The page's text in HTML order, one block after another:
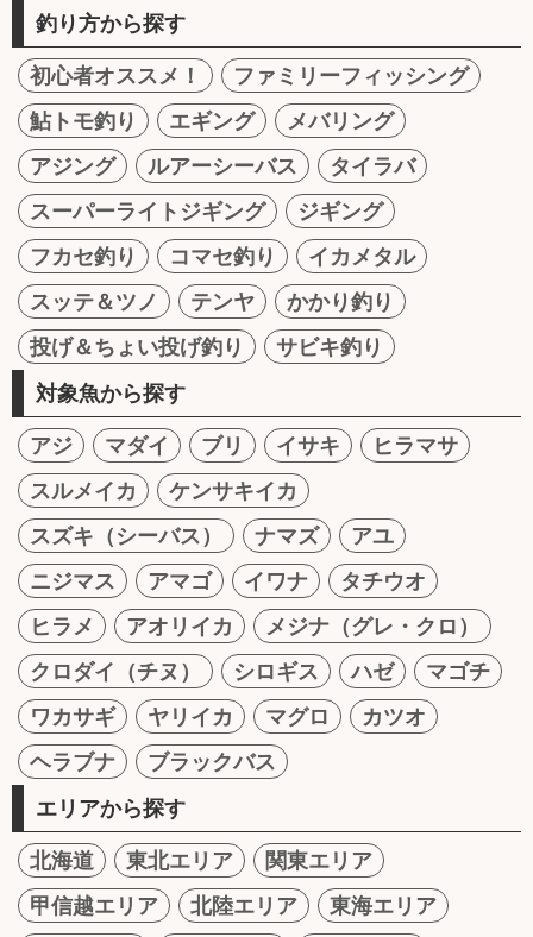
釣り方から探す
初心者オススメ！
ファミリーフィッシング
鮎トモ釣り
エギング
メバリング
アジング
ルアーシーバス
タイラバ
スーパーライトジギング
ジギング
フカセ釣り
コマセ釣り
イカメタル
スッテ＆ツノ
テンヤ
かかり釣り
投げ＆ちょい投げ釣り
サビキ釣り
対象魚から探す
アジ マダイ ブリ イサキ
ヒラマサ
スルメイカ
ケンサキイカ
スズキ（シーバス）
ナマズ
アユ
ニジマス
アマゴ イワナ
タチウオ
ヒラメ
アオリイカ
メジナ（グレ・クロ）
クロダイ（チヌ）
シロギス ハゼ
マゴチ
ワカサギ
ヤリイカ マグロ
カツオ
ヘラブナ
ブラックバス
エリアから探す
北海道 東北エリア
関東エリア
甲信越エリア
北陸エリア
東海エリア